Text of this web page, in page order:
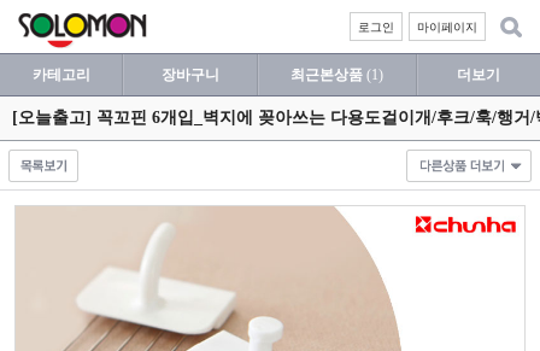
마이페이지
로그인
카테고리 장바구니 최근본상품 (1) 더보기
[오늘출고] 꼭꼬핀 6개입_벽지에 꽂아쓰는 다용도걸이개/후크/훅/행거/